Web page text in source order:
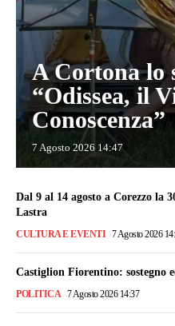
A Cortona lo
“Odissea, il
Conoscenza”
7 Agosto 2026 14:47
Dal 9 al 14 agosto a Corezzo la
Lastra
CULTURA E EVENTI 7 Agosto 2026
Castiglion Fiorentino: sostegno
POLITICA 7 Agosto 2026 14:37